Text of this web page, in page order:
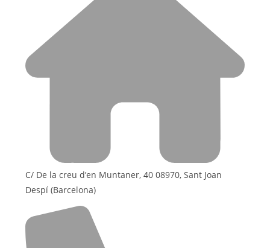
C/ De la creu d’en Muntaner, 40 08970, Sant Joan
Despí (Barcelona)